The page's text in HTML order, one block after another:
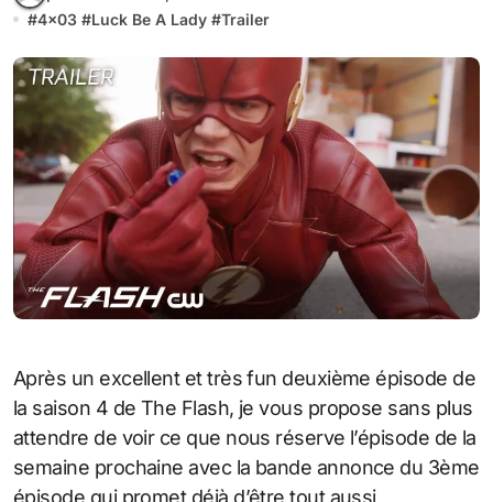
#4x03 #Luck Be A Lady #Trailer
Après un excellent et très fun deuxième épisode de
la saison 4 de The Flash, je vous propose sans plus
attendre de voir ce que nous réserve l’épisode de la
semaine prochaine avec la bande annonce du 3ème